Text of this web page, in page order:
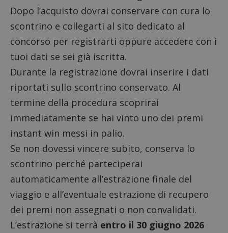
Dopo l’acquisto dovrai conservare con cura lo
scontrino e collegarti al sito dedicato al
concorso per registrarti oppure accedere con i
tuoi dati se sei già iscritta.
Durante la registrazione dovrai inserire i dati
riportati sullo scontrino conservato. Al
termine della procedura scoprirai
immediatamente se hai vinto uno dei premi
instant win messi in palio.
Se non dovessi vincere subito, conserva lo
scontrino perché parteciperai
automaticamente all’estrazione finale del
viaggio e all’eventuale estrazione di recupero
dei premi non assegnati o non convalidati.
L’estrazione si terrà entro il 30 giugno 2026